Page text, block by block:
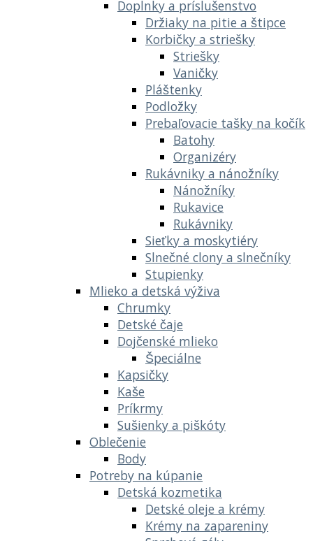
Doplnky a príslušenstvo
Držiaky na pitie a štipce
Korbičky a striešky
Striešky
Vaničky
Pláštenky
Podložky
Prebaľovacie tašky na kočík
Batohy
Organizéry
Rukávniky a nánožníky
Nánožníky
Rukavice
Rukávniky
Sieťky a moskytiéry
Slnečné clony a slnečníky
Stupienky
Mlieko a detská výživa
Chrumky
Detské čaje
Dojčenské mlieko
Špeciálne
Kapsičky
Kaše
Príkrmy
Sušienky a piškóty
Oblečenie
Body
Potreby na kúpanie
Detská kozmetika
Detské oleje a krémy
Krémy na zapareniny